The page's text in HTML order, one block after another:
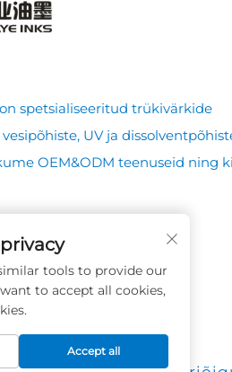
spetsialiseeritud trükivärkide
UV ja
OEM&ODM teenuseid ning
tools to provide our
to accept all cookies,
Accept all